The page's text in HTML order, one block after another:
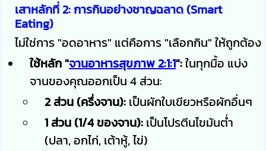
เสาหลักที่ 2: การกินอย่างชาญฉลาด (Smart
Eating)
ไม่ใช่การ "อดอาหาร" แต่คือการ "เลือกกิน" ให้ถูกต้อง
ใช้หลัก "จานอาหารสุขภาพ 2:1:1":ในทุกมื้อ แบ่ง
จานของคุณออกเป็น 4 ส่วน:
2 ส่วน (ครึ่งจาน): เป็นผักใบเขียวหรือผักอื่นๆ
1 ส่วน (1/4 ของจาน): เป็นโปรตีนไขมันต่ำ
(ปลา, อกไก่, เต้าหู้, ไข่)